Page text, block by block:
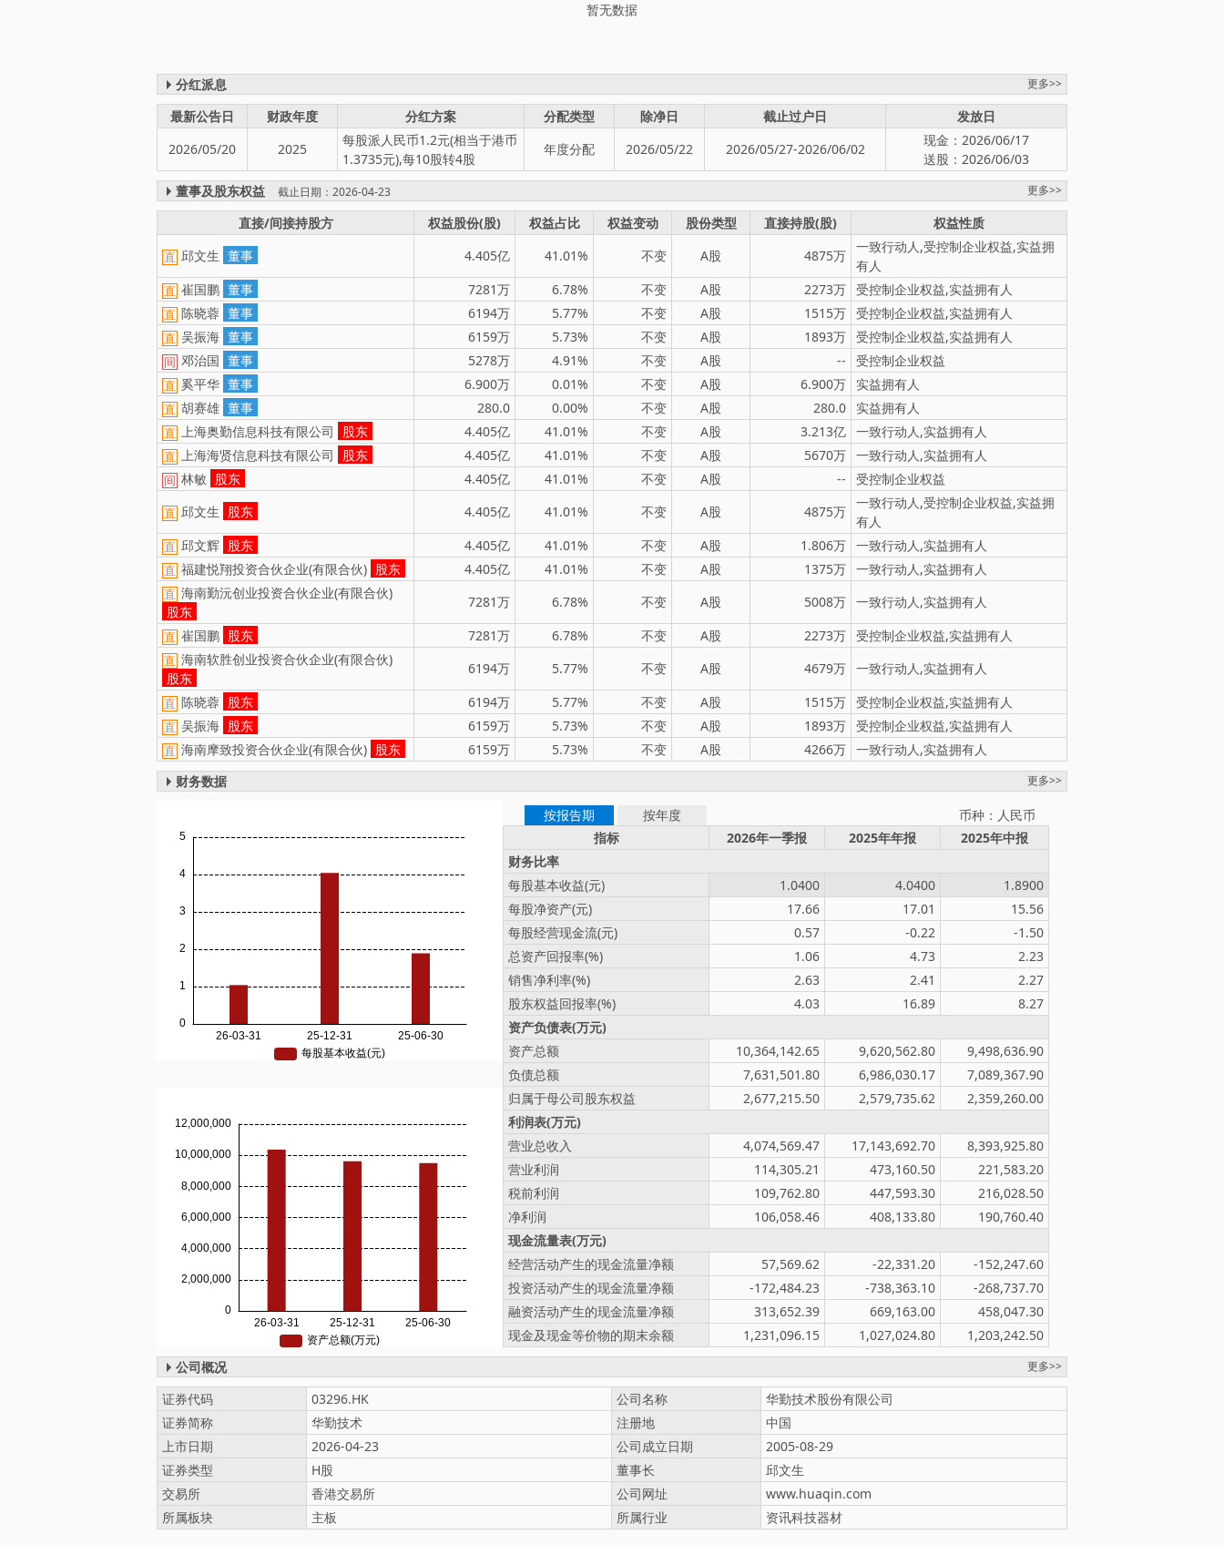
暂无数据
分红派息 更多>>
最新公告日 财政年度 分红方案 分配类型 除净日 截止过户日
发放日
2026/05/20
2025
每股派人民币1.2元(相当于港币
1.3735元),每10股转4股
年度分配 2026/05/22 2026/05/27-2026/06/02
现金：2026/06/17
送股：2026/06/03
董事及股东权益
截止日期：2026-04-23 更多>>
直接/间接持股方 权益股份(股) 权益占比 权益变动 股份类型 直接持股(股) 权益性质
直 邱文生 董事 4.405亿 41.01% 不变 A股 4875万
一致行动人,受控制企业权益,实益拥
有人
直 崔国鹏 董事 7281万 6.78% 不变 A股 2273万 受控制企业权益,实益拥有人
直 陈晓蓉 董事 6194万 5.77% 不变 A股 1515万 受控制企业权益,实益拥有人
直 吴振海 董事 6159万 5.73% 不变 A股 1893万 受控制企业权益,实益拥有人
间 邓治国 董事 5278万 4.91% 不变 A股 -- 受控制企业权益
直 奚平华 董事 6.900万 0.01% 不变 A股 6.900万 实益拥有人
直 胡赛雄 董事 280.0 0.00% 不变 A股 280.0 实益拥有人
直 上海奥勤信息科技有限公司 股东 4.405亿 41.01% 不变 A股 3.213亿 一致行动人,实益拥有人
直 上海海贤信息科技有限公司 股东 4.405亿 41.01% 不变 A股 5670万 一致行动人,实益拥有人
间 林敏 股东 4.405亿 41.01% 不变 A股 -- 受控制企业权益
直 邱文生 股东 4.405亿 41.01% 不变 A股 4875万
一致行动人,受控制企业权益,实益拥
有人
直 邱文辉 股东 4.405亿 41.01% 不变 A股 1.806万 一致行动人,实益拥有人
直 福建悦翔投资合伙企业(有限合伙) 股东 4.405亿 41.01% 不变 A股 1375万 一致行动人,实益拥有人
直 海南勤沅创业投资合伙企业(有限合伙)
股东
7281万 6.78% 不变 A股 5008万 一致行动人,实益拥有人
直 崔国鹏 股东 7281万 6.78% 不变 A股 2273万 受控制企业权益,实益拥有人
直 海南软胜创业投资合伙企业(有限合伙)
股东
6194万 5.77% 不变 A股 4679万 一致行动人,实益拥有人
直 陈晓蓉 股东 6194万 5.77% 不变 A股 1515万 受控制企业权益,实益拥有人
直 吴振海 股东 6159万 5.73% 不变 A股 1893万 受控制企业权益,实益拥有人
直 海南摩致投资合伙企业(有限合伙) 股东 6159万 5.73% 不变 A股 4266万 一致行动人,实益拥有人
财务数据
更多>>
币种：人民币
按报告期
按年度
指标
2026年一季报 2025年年报
2025年中报
财务比率
每股基本收益(元)
1.0400 4.0400
1.8900
每股净资产(元)
17.66 17.01
15.56
每股经营现金流(元)
0.57 -0.22
-1.50
总资产回报率(%)
1.06 4.73
2.23
销售净利率(%)
2.63 2.41
2.27
股东权益回报率(%)
4.03 16.89
8.27
资产负债表(万元)
资产总额
10,364,142.65 9,620,562.80
9,498,636.90
负债总额
7,631,501.80 6,986,030.17
7,089,367.90
归属于母公司股东权益
2,677,215.50 2,579,735.62
2,359,260.00
利润表(万元)
营业总收入
4,074,569.47 17,143,692.70
8,393,925.80
营业利润
114,305.21 473,160.50
221,583.20
税前利润
109,762.80 447,593.30
216,028.50
净利润
106,058.46 408,133.80
190,760.40
现金流量表(万元)
经营活动产生的现金流量净额
57,569.62 -22,331.20
-152,247.60
投资活动产生的现金流量净额
-172,484.23 -738,363.10
-268,737.70
融资活动产生的现金流量净额
313,652.39 669,163.00
458,047.30
现金及现金等价物的期末余额
1,231,096.15 1,027,024.80
1,203,242.50
公司概况
更多>>
证券代码 03296.HK 公司名称
华勤技术股份有限公司
证券简称
华勤技术 注册地
中国
上市日期
2026-04-23 公司成立日期
2005-08-29
证券类型
H股 董事长
邱文生
交易所
香港交易所 公司网址
www.huaqin.com
所属板块
主板 所属行业 资讯科技器材